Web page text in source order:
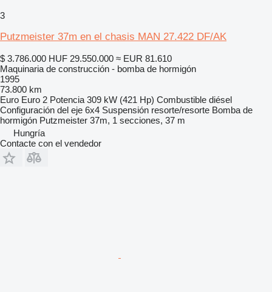
3
Putzmeister 37m en el chasis MAN 27.422 DF/AK
$ 3.786.000 HUF 29.550.000 ≈ EUR 81.610
Maquinaria de construcción - bomba de hormigón
1995
73.800 km
Euro Euro 2 Potencia 309 kW (421 Hp) Combustible diésel
Configuración del eje 6x4 Suspensión resorte/resorte Bomba de
hormigón Putzmeister 37m, 1 secciones, 37 m
Hungría
Contacte con el vendedor